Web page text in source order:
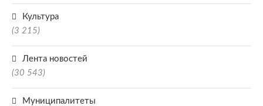
Культура
(3 215)
Лента новостей
(30 543)
Муниципалитеты